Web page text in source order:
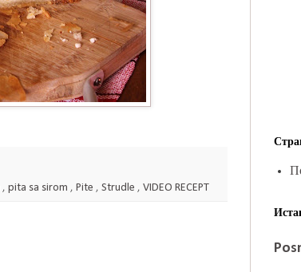
, pita sa sirom , Pite , Strudle , VIDEO RECEPT